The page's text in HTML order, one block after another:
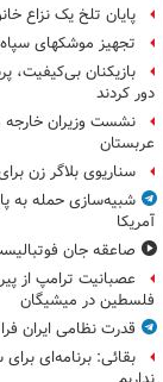
پایان تلخ یک نزاع
تجهیز موشکهای
بازیکنان بی‌کیفیت،
دور کردند
نشست وزیران خارجه
عربستان
سناریوی بلاگر زن
شبیه‌سازی حمله به
آمریکا
صاعقه جان
عصبانیت ترامپ از
فلسطین در میشیگان
قدرت نظامی ایران
بقائی: برنامه‌ای